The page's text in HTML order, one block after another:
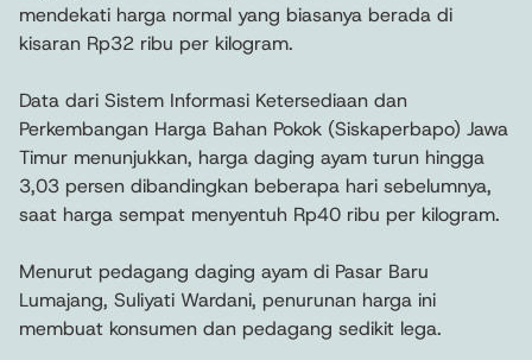
mendekati harga normal yang biasanya berada di
kisaran Rp32 ribu per kilogram.
Data dari Sistem Informasi Ketersediaan dan
Perkembangan Harga Bahan Pokok (Siskaperbapo) Jawa
Timur menunjukkan, harga daging ayam turun hingga
3,03 persen dibandingkan beberapa hari sebelumnya,
saat harga sempat menyentuh Rp40 ribu per kilogram.
Menurut pedagang daging ayam di Pasar Baru
Lumajang, Suliyati Wardani, penurunan harga ini
membuat konsumen dan pedagang sedikit lega.